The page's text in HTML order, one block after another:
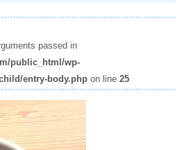
passed in
public_html/wp-
entry-body.php on line 25